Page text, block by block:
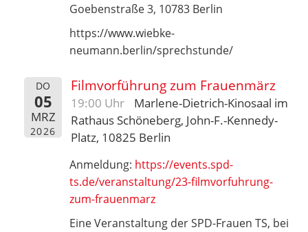
Goebenstraße 3, 10783 Berlin
https://www.wiebke-
neumann.berlin/sprechstunde/
DO
05
MRZ
2026
Filmvorführung zum Frauenmärz
19:00 Uhr
Marlene-Dietrich-Kinosaal im
Rathaus Schöneberg, John-F.-Kennedy-
Platz, 10825 Berlin
Anmeldung: https://events.spd-
ts.de/veranstaltung/23-filmvorfuhrung-
zum-frauenmarz
Eine Veranstaltung der SPD-Frauen TS, bei